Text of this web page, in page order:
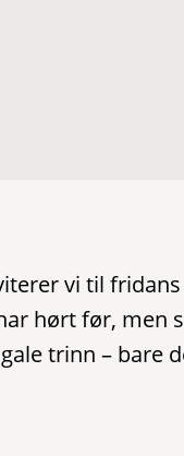
vi til
hørt før, men
trinn – bare